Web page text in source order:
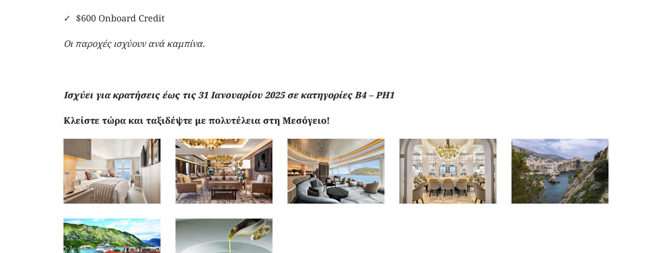
✓ $600 Onboard Credit
Οι παροχές ισχύουν ανά καμπίνα.
Ισχύει για κρατήσεις έως τις 31 Ιανουαρίου 2025 σε κατηγορίες B4 – PH1
Κλείστε τώρα και ταξιδέψτε με πολυτέλεια στη Μεσόγειο!